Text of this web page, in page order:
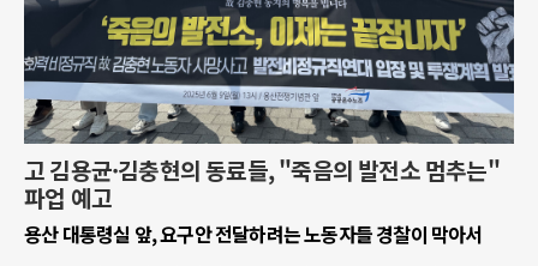
고 김용균·김충현의 동료들, "죽음의 발전소 멈추는"
파업 예고
용산 대통령실 앞, 요구안 전달하려는 노동자들 경찰이 막아서